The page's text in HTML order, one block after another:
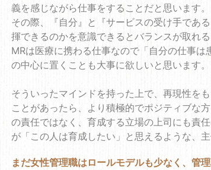
義を感じながら仕事をすることだと思います。
その際、『自分』と『サービスの受け手であ
揮できるのかを意識できるとバランスが取れ
MRは医療に携わる仕事なので「自分の仕事
の中心に置くことも大事に欲しいと思います。
そういったマインドを持った上で、再現性を
ことがあったら、より積極的でポジティブな
の責任ではなく、育成する立場の上司にも責
が「この人は育成したい」と思えるような、
まだ女性管理職はロールモデルも少なく、管